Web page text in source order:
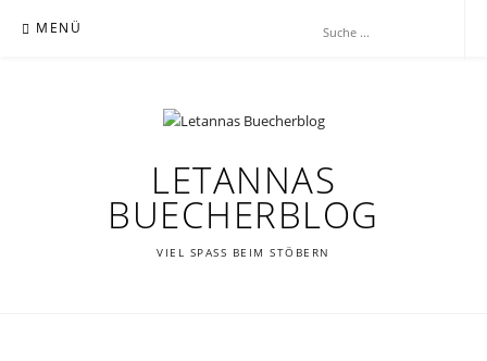
Inhalt MENÜ
LETANNAS
BUECHERBLOG
VIEL SPASS BEIM STÖBERN